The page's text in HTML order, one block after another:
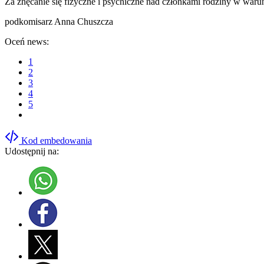
podkomisarz Anna Chuszcza
Oceń news:
1
2
3
4
5
Kod embedowania
Udostępnij na: